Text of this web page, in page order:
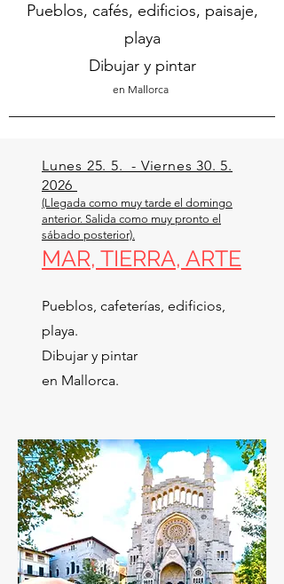
Pueblos, cafés, edificios, paisaje,
playa
Dibujar y pintar
en Mallorca
Lunes 25. 5. - Viernes 30. 5.
2026
(Llegada como muy tarde el domingo
anterior. Salida como muy pronto el
sábado posterior).
MAR, TIERRA, ARTE
Pueblos, cafeterías, edificios,
playa.
Dibujar y pintar
en Mallorca.